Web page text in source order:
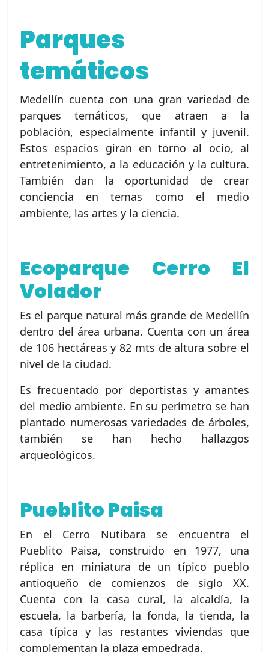
Parques
temáticos
Medellín cuenta con una gran variedad de
parques temáticos, que atraen a la
población, especialmente infantil y juvenil.
Estos espacios giran en torno al ocio, al
entretenimiento, a la educación y la cultura.
También dan la oportunidad de crear
conciencia en temas como el medio
ambiente, las artes y la ciencia.
Ecoparque Cerro El
Volador
Es el parque natural más grande de Medellín
dentro del área urbana. Cuenta con un área
de 106 hectáreas y 82 mts de altura sobre el
nivel de la ciudad.
Es frecuentado por deportistas y amantes
del medio ambiente. En su perímetro se han
plantado numerosas variedades de árboles,
también se han hecho hallazgos
arqueológicos.
Pueblito Paisa
En el Cerro Nutibara se encuentra el
Pueblito Paisa, construido en 1977, una
réplica en miniatura de un típico pueblo
antioqueño de comienzos de siglo XX.
Cuenta con la casa cural, la alcaldía, la
escuela, la barbería, la fonda, la tienda, la
casa típica y las restantes viviendas que
complementan la plaza empedrada.